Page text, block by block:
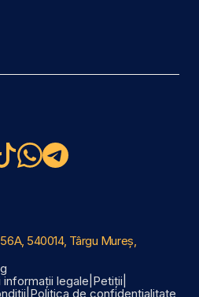
540014, Târgu Mureș,
informații legale Petiții
Politica de confidențialitate